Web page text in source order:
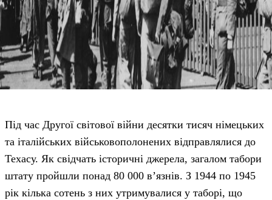
Під час Другої світової війни десятки тисяч німецьких
та італійських військовополонених відправлялися до
Техасу. Як свідчать історичні джерела, загалом табори
штату пройшли понад 80 000 в’язнів. З 1944 по 1945
рік кілька сотень з них утримувалися у таборі, що